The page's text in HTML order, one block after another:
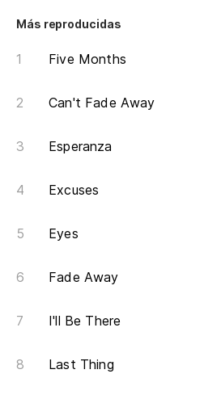
Más reproducidas
Five Months
Can't Fade Away
Esperanza
Excuses
Eyes
Fade Away
I'll Be There
Last Thing